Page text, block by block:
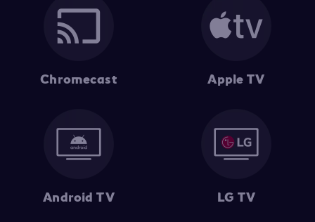
Chromecast Apple TV
Android TV LG TV